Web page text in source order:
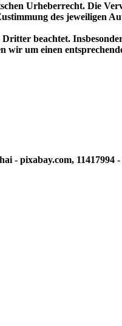
Urheberrecht. Die
des jeweiligen
beachtet.
wir um einen
- pixabay.com, 11417994